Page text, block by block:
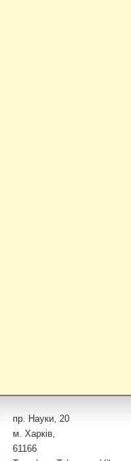
пр. Науки, 20
м. Харків,
61166